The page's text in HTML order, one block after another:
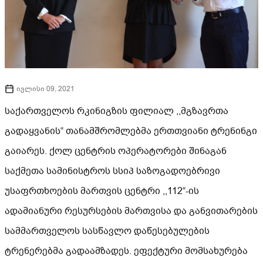
ივლისი 09, 2021
საქართველოს რკინიგზის ფილიალ ,,მგზავრთა
გადაყვანის“ თანამშრომლებმა ერთთვიანი ტრენინგი
გაიარეს. ქოლ ცენტრის ოპერატორები შინაგან
საქმეთა სამინისტროს სსიპ საზოგადოებრივი
უსაფრთხოების მართვის ცენტრი ,,112“-ის
ადამიანური რესურსების მართვისა და განვითარების
სამმართველოს სასწავლო დაწესებულების
ტრენერებმა გადაამზადეს. ეფექტური მომსახურება